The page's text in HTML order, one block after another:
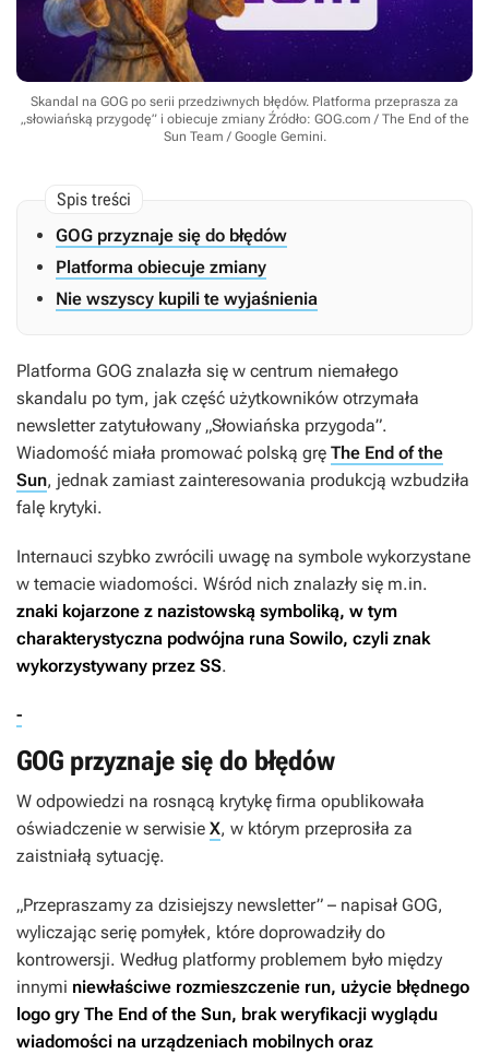
Skandal na GOG po serii przedziwnych błędów. Platforma przeprasza za
„słowiańską przygodę” i obiecuje zmiany Źródło: GOG.com / The End of the
Sun Team / Google Gemini.
GOG przyznaje się do błędów
Platforma obiecuje zmiany
Nie wszyscy kupili te wyjaśnienia
Platforma GOG znalazła się w centrum niemałego
skandalu po tym, jak część użytkowników otrzymała
newsletter zatytułowany „Słowiańska przygoda”.
Wiadomość miała promować polską grę The End of the
Sun, jednak zamiast zainteresowania produkcją wzbudziła
falę krytyki.
Internauci szybko zwrócili uwagę na symbole wykorzystane
w temacie wiadomości. Wśród nich znalazły się m.in.
znaki kojarzone z nazistowską symboliką, w tym
charakterystyczna podwójna runa Sowilo, czyli znak
wykorzystywany przez SS.
-
GOG przyznaje się do błędów
W odpowiedzi na rosnącą krytykę firma opublikowała
oświadczenie w serwisie X, w którym przeprosiła za
zaistniałą sytuację.
„Przepraszamy za dzisiejszy newsletter” – napisał GOG,
wyliczając serię pomyłek, które doprowadziły do
kontrowersji. Według platformy problemem było między
innymi niewłaściwe rozmieszczenie run, użycie błędnego
logo gry The End of the Sun, brak weryfikacji wyglądu
wiadomości na urządzeniach mobilnych oraz